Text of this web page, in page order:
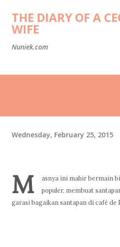
Skip to main
THE DIARY OF A
WIFE
Nuniek.com
Wednesday, February 25, 2015
M
asnya ini mahir bermain
populer, membuat
garasi bagaikan santapan di café de